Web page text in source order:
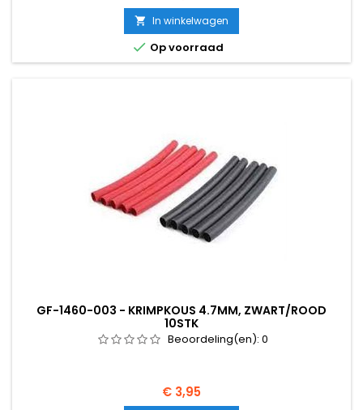
 In winkelwagen
 Op voorraad
GF-1460-003 - KRIMPKOUS 4.7MM, ZWART/ROOD
10STK
Beoordeling(en): 0
Prijs
€ 3,95